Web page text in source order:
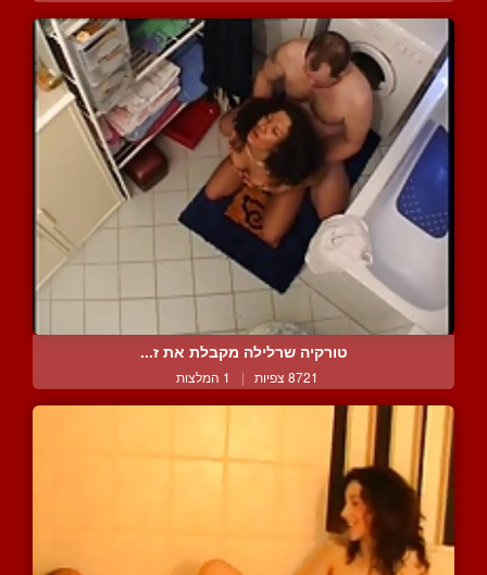
טורקיה שרלילה מקבלת את ז...
8721 צפיות | 1 המלצות